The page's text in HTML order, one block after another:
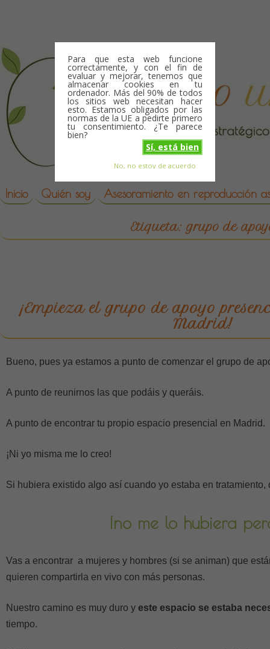
Para que esta web funcione
correctamente, y con el fin de
evaluar y mejorar, tenemos que
almacenar cookies en tu
ordenador. Más del 90% de todos
los sitios web necesitan hacer
esto. Estamos obligados por las
normas de la UE a pedirte primero
tu consentimiento. ¿Te parece
bien?
Sí, está bien
No, no estoy de acuerdo
reproduccion asistida
Skip to content
Inicio Quién soy Asesoramiento en reproducción
Etiqueta:grupo de
¡Empieza el grupo de apoyo
Madrid!
Bueno, pues ya estamos a punto de comenzar el grupo de
A punto de reunirnos las que podáis y queráis.
A punto de encontrar tu propio espacio presencial en Madrid.
¡Ni yo misma me lo creo!
Si hubiera existido algo así cuando yo estaba en
¡no me lo hubiera
Vas a encontrar a mujeres y hombres (si se animan) que
quieren compartirla en vivo con más personas.
Nuestro camino es muy duro y este espacio se estaba
tiempo.